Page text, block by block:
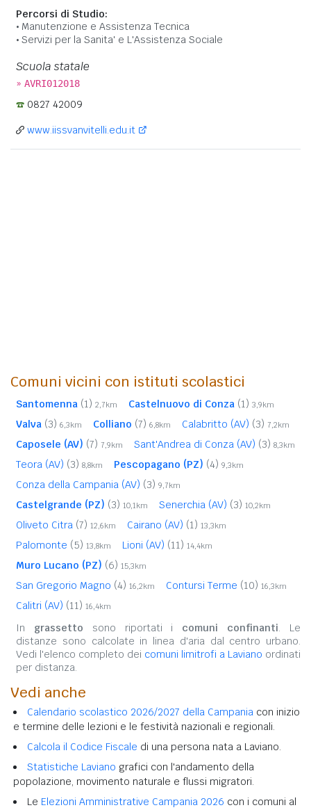
Percorsi di Studio:
Manutenzione e Assistenza Tecnica
Servizi per la Sanita' e L'Assistenza Sociale
Scuola statale
» AVRI012018
0827 42009
www.iissvanvitelli.edu.it
Comuni vicini con istituti scolastici
Santomenna (1) 2,7km Castelnuovo di Conza (1) 3,9km
Valva (3) 6,3km Colliano (7) 6,8km Calabritto (AV) (3) 7,2km
Caposele (AV) (7) 7,9km Sant'Andrea di Conza (AV) (3) 8,3km
Teora (AV) (3) 8,8km Pescopagano (PZ) (4) 9,3km
Conza della Campania (AV) (3) 9,7km
Castelgrande (PZ) (3) 10,1km Senerchia (AV) (3) 10,2km
Oliveto Citra (7) 12,6km Cairano (AV) (1) 13,3km
Palomonte (5) 13,8km Lioni (AV) (11) 14,4km
Muro Lucano (PZ) (6) 15,3km
San Gregorio Magno (4) 16,2km Contursi Terme (10) 16,3km
Calitri (AV) (11) 16,4km
In grassetto sono riportati i comuni confinanti. Le
distanze sono calcolate in linea d'aria dal centro urbano.
Vedi l'elenco completo dei comuni limitrofi a Laviano ordinati
per distanza.
Vedi anche
Calendario scolastico 2026/2027 della Campania con inizio
e termine delle lezioni e le festività nazionali e regionali.
Calcola il Codice Fiscale di una persona nata a Laviano.
Statistiche Laviano grafici con l'andamento della
popolazione, movimento naturale e flussi migratori.
Le Elezioni Amministrative Campania 2026 con i comuni al